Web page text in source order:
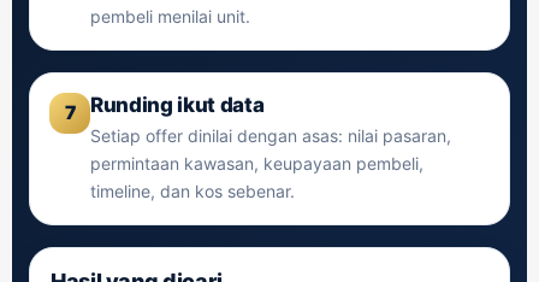
pembeli menilai unit.
7 Runding ikut data
Setiap offer dinilai dengan asas: nilai pasaran,
permintaan kawasan, keupayaan pembeli,
timeline, dan kos sebenar.